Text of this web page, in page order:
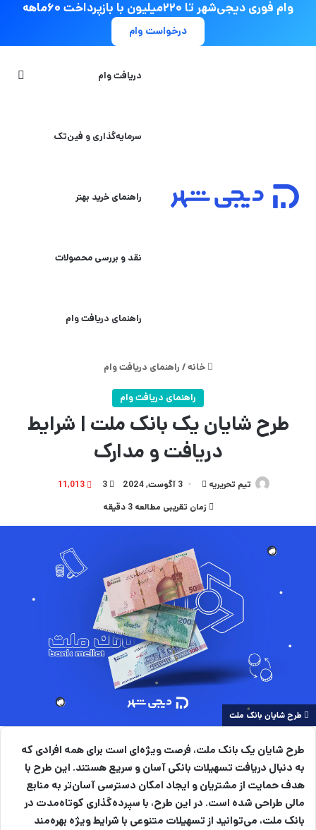
وام فوری دیجی‌شهر تا ۲۲۰میلیون با بازپرداخت ۶۰ماهه
درخواست وام
دریافت وام
سرمایه‌گذاری و فین‌تک
راهنمای خرید بهتر
نقد و بررسی محصولات
راهنمای دریافت وام
خانه/ راهنمای دریافت وام
راهنمای دریافت وام
طرح شایان یک بانک ملت | شرایط
دریافت و مدارک
تیم تحریریه
ارسال
به
3 آگوست, 2024 3
11,013
زمان تقریبی مطالعه 3 دقیقه
طرح شایان بانک ملت
طرح شایان یک بانک ملت، فرصت ویژه‌ای است برای همه افرادی که
به دنبال دریافت تسهیلات بانکی آسان و سریع هستند. این طرح با
هدف حمایت از مشتریان و ایجاد امکان دسترسی آسان‌تر به منابع
مالی طراحی شده است. در این طرح، با سپرده‌گذاری کوتاه‌مدت در
بانک ملت، می‌توانید از تسهیلات متنوعی با شرایط ویژه بهره‌مند